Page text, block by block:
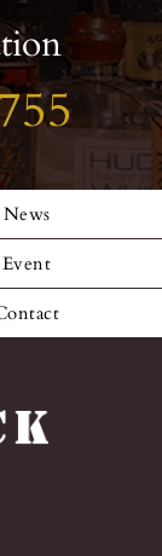
News
Event